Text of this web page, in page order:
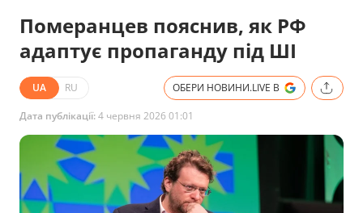
Померанцев пояснив, як РФ
адаптує пропаганду під ШІ
UA RU ОБЕРИ НОВИНИ.LIVE В
Дата публікації:4 червня 2026 01:01